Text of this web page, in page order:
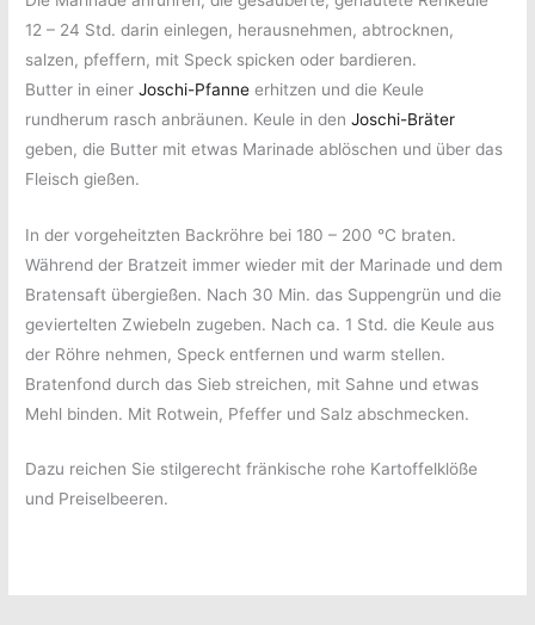
12 – 24 Std. darin einlegen, herausnehmen, abtrocknen,
salzen, pfeffern, mit Speck spicken oder bardieren.
Butter in einerJoschi-Pfanne erhitzen und die Keule
rundherum rasch anbräunen. Keule in denJoschi-Bräter
geben, die Butter mit etwas Marinade ablöschen und über das
Fleisch gießen.
In der vorgeheitzten Backröhre bei 180 – 200 °C braten.
Während der Bratzeit immer wieder mit der Marinade und dem
Bratensaft übergießen. Nach 30 Min. das Suppengrün und die
geviertelten Zwiebeln zugeben. Nach ca. 1 Std. die Keule aus
der Röhre nehmen, Speck entfernen und warm stellen.
Bratenfond durch das Sieb streichen, mit Sahne und etwas
Mehl binden. Mit Rotwein, Pfeffer und Salz abschmecken.
Dazu reichen Sie stilgerecht fränkische rohe Kartoffelklöße
und Preiselbeeren.